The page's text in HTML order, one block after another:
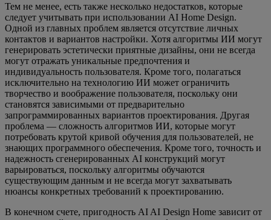
Тем не менее, есть также несколько недостатков, которые
следует учитывать при использовании AI Home Design.
Одной из главных проблем является отсутствие личных
контактов и вариантов настройки. Хотя алгоритмы ИИ могут
генерировать эстетически приятные дизайны, они не всегда
могут отражать уникальные предпочтения и
индивидуальность пользователя. Кроме того, полагаться
исключительно на технологию ИИ может ограничить
творчество и воображение пользователя, поскольку они
становятся зависимыми от предварительно
запрограммированных вариантов проектирования. Другая
проблема — сложность алгоритмов ИИ, которые могут
потребовать крутой кривой обучения для пользователей, не
знающих программного обеспечения. Кроме того, точность и
надежность сгенерированных AI конструкций могут
варьироваться, поскольку алгоритмы обучаются
существующим данным и не всегда могут захватывать
нюансы конкретных требований к проектированию.
В конечном счете, пригодность AI AI Design Home зависит от